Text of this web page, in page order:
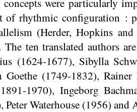
of rhythmic configuration :
(Herder, Hopkins
The ten translated authors
(1624-1677), Sibylla
Goethe (1749-1832),
1970), Ingeborg
Peter Waterhouse (1956)